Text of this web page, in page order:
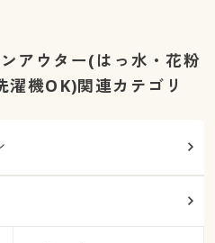
アウター(はっ水・花粉
機OK)関連カテゴリ